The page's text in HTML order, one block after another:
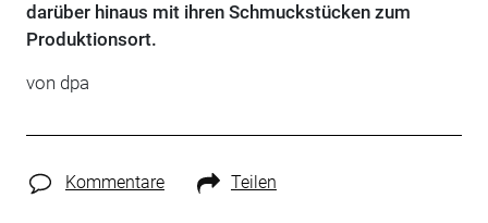
darüber hinaus mit ihren Schmuckstücken zum
Produktionsort.
von dpa
Kommentare Teilen